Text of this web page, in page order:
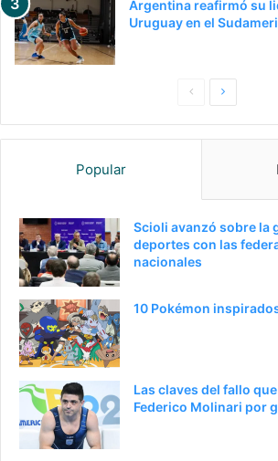
Argentina reafirmó su
Uruguay en el
g
a
n
o
g
n
i
Popular
Scioli avanzó sobre la
deportes con las
nacionales
10 Pokémon
Las claves del fallo
Federico Molinari por